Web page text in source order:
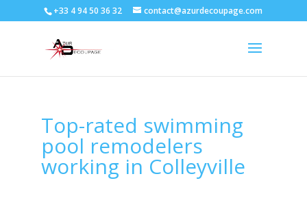
+33 4 94 50 36 32 contact@azurdecoupage.com
Top-rated swimming
pool remodelers
working in Colleyville